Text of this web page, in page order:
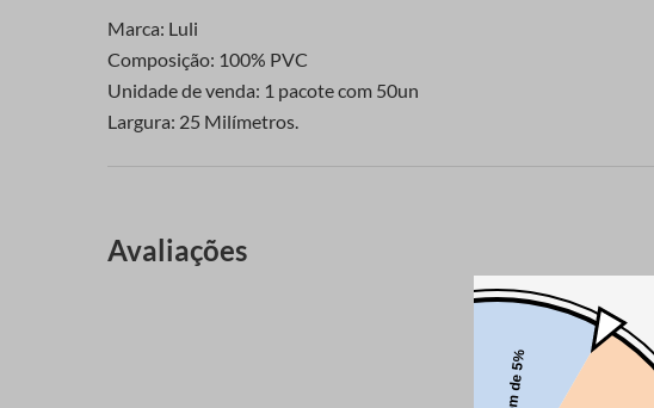
Marca: Luli
Composição: 100% PVC
Unidade de venda: 1 pacote com 50un
Largura: 25 Milímetros.
Avaliações